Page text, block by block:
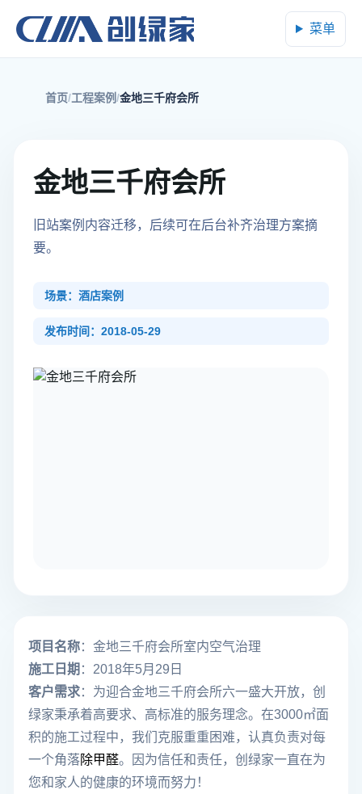
菜单
首页 工程案例 金地三千府会所
金地三千府会所
旧站案例内容迁移，后续可在后台补齐治理方案摘
要。
场景：酒店案例
发布时间：2018-05-29
项目名称：金地三千府会所室内空气治理
施工日期 ：2018年5月29日
客户需求：为迎合金地三千府会所六一盛大开放，创
绿家秉承着高要求、高标准的服务理念。在3000㎡面
积的施工过程中，我们克服重重困难，认真负责对每
一个角落除甲醛。因为信任和责任，创绿家一直在为
您和家人的健康的环境而努力！